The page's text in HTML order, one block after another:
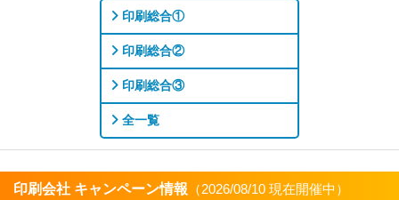
印刷総合①
印刷総合②
印刷総合③
全一覧
印刷会社 キャンペーン情報 （2026/08/10 現在開催中）